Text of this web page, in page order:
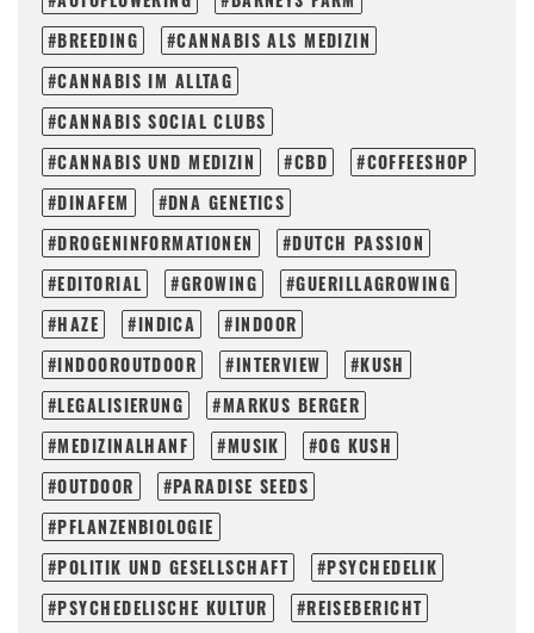
BREEDING
CANNABIS ALS MEDIZIN
CANNABIS IM ALLTAG
CANNABIS SOCIAL CLUBS
CANNABIS UND MEDIZIN
CBD
COFFEESHOP
DINAFEM
DNA GENETICS
DROGENINFORMATIONEN
DUTCH PASSION
EDITORIAL
GROWING
GUERILLAGROWING
HAZE
INDICA
INDOOR
INDOOROUTDOOR
INTERVIEW
KUSH
LEGALISIERUNG
MARKUS BERGER
MEDIZINALHANF
MUSIK
OG KUSH
OUTDOOR
PARADISE SEEDS
PFLANZENBIOLOGIE
POLITIK UND GESELLSCHAFT
PSYCHEDELIK
PSYCHEDELISCHE KULTUR
REISEBERICHT